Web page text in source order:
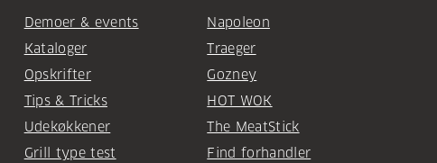
Demoer & events
Kataloger
Opskrifter
Tips & Tricks
Udekøkkener
Grill type test
Napoleon
Traeger
Gozney
HOT WOK
The MeatStick
Find forhandler